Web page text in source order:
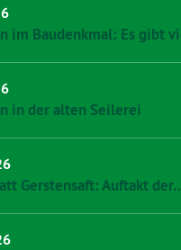
im Baudenkmal: Es gibt
in der alten Seilerei
Gerstensaft: Auftakt